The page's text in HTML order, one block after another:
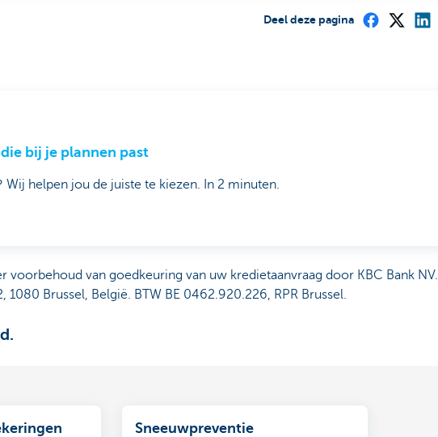
Deel deze pagina
bij je plannen past
Wij helpen jou de juiste te kiezen. In 2 minuten.
voorbehoud van goedkeuring van uw kredietaanvraag door KBC Bank NV.
1080 Brussel, België. BTW BE 0462.920.226, RPR Brussel.
Sneeuwpreventie